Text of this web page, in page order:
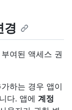
경
여된 액세스 권
하는 경우 앱이
다. 앱에 계정